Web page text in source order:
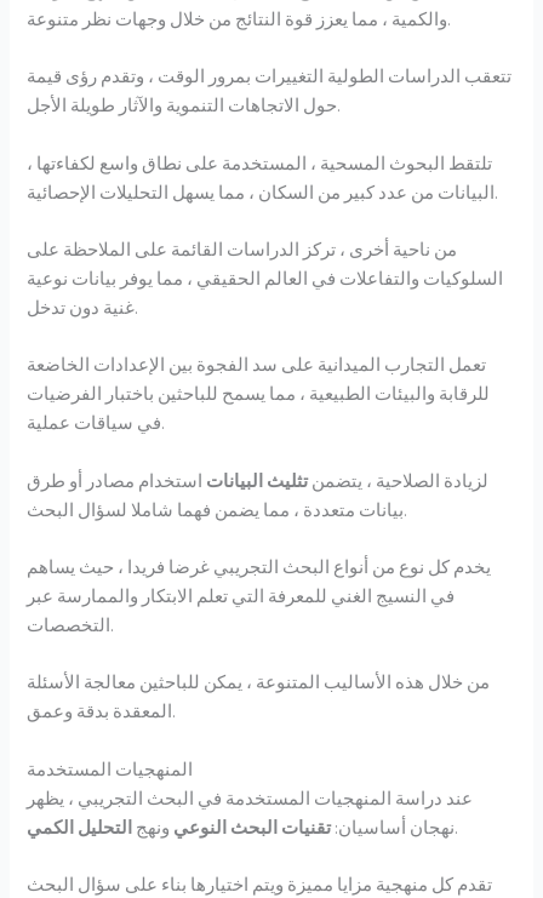
والكمية ، مما يعزز قوة النتائج من خلال وجهات نظر متنوعة.
تتعقب الدراسات الطولية التغييرات بمرور الوقت ، وتقدم رؤى قيمة
حول الاتجاهات التنموية والآثار طويلة الأجل.
تلتقط البحوث المسحية ، المستخدمة على نطاق واسع لكفاءتها ،
البيانات من عدد كبير من السكان ، مما يسهل التحليلات الإحصائية.
من ناحية أخرى ، تركز الدراسات القائمة على الملاحظة على
السلوكيات والتفاعلات في العالم الحقيقي ، مما يوفر بيانات نوعية
غنية دون تدخل.
تعمل التجارب الميدانية على سد الفجوة بين الإعدادات الخاضعة
للرقابة والبيئات الطبيعية ، مما يسمح للباحثين باختبار الفرضيات
في سياقات عملية.
لزيادة الصلاحية ، يتضمنتثليث البيانات استخدام مصادر أو طرق
بيانات متعددة ، مما يضمن فهما شاملا لسؤال البحث.
يخدم كل نوع من أنواع البحث التجريبي غرضا فريدا ، حيث يساهم
في النسيج الغني للمعرفة التي تعلم الابتكار والممارسة عبر
التخصصات.
من خلال هذه الأساليب المتنوعة ، يمكن للباحثين معالجة الأسئلة
المعقدة بدقة وعمق.
المنهجيات المستخدمة
عند دراسة المنهجيات المستخدمة في البحث التجريبي ، يظهر
نهجان أساسيان:تقنيات البحث النوعي ونهج التحليل الكمي .
تقدم كل منهجية مزايا مميزة ويتم اختيارها بناء على سؤال البحث